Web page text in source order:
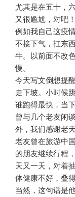
尤其是在五十，
又很尴尬，对吧！
例如我自己这疫
不接下气，扛东
牛。以前面不改
慢。
今天写文倒想提
走下坡。小时候
谁跑得最快，当
曾与几个老友闲
外，我们感谢老
老友曾在旅游中
的朋友继续行程
天又一天，对着
体健康不好，叠
当然，这句话是